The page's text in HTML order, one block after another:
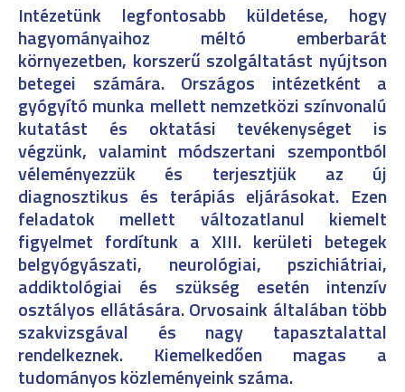
Intézetünk legfontosabb küldetése, hogy
hagyományaihoz méltó emberbarát
környezetben, korszerű szolgáltatást nyújtson
betegei számára. Országos intézetként a
gyógyító munka mellett nemzetközi színvonalú
kutatást és oktatási tevékenységet is
végzünk, valamint módszertani szempontból
véleményezzük és terjesztjük az új
diagnosztikus és terápiás eljárásokat. Ezen
feladatok mellett változatlanul kiemelt
figyelmet fordítunk a XIII. kerületi betegek
belgyógyászati, neurológiai, pszichiátriai,
addiktológiai és szükség esetén intenzív
osztályos ellátására. Orvosaink általában több
szakvizsgával és nagy tapasztalattal
rendelkeznek. Kiemelkedően magas a
tudományos közleményeink száma.